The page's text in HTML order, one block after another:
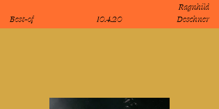
Best-of 10.4.20
Ragnhild
Deschner